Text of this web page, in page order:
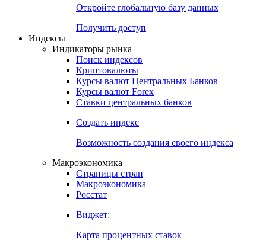
Откройте глобальную базу данных
Получить доступ
Индексы
Индикаторы рынка
Поиск индексов
Криптовалюты
Курсы валют Центральных Банков
Курсы валют Forex
Ставки центральных банков
Создать индекс
Возможность создания своего индекса
Макроэкономика
Страницы стран
Макроэкономика
Росстат
Виджет:
Карта процентных ставок